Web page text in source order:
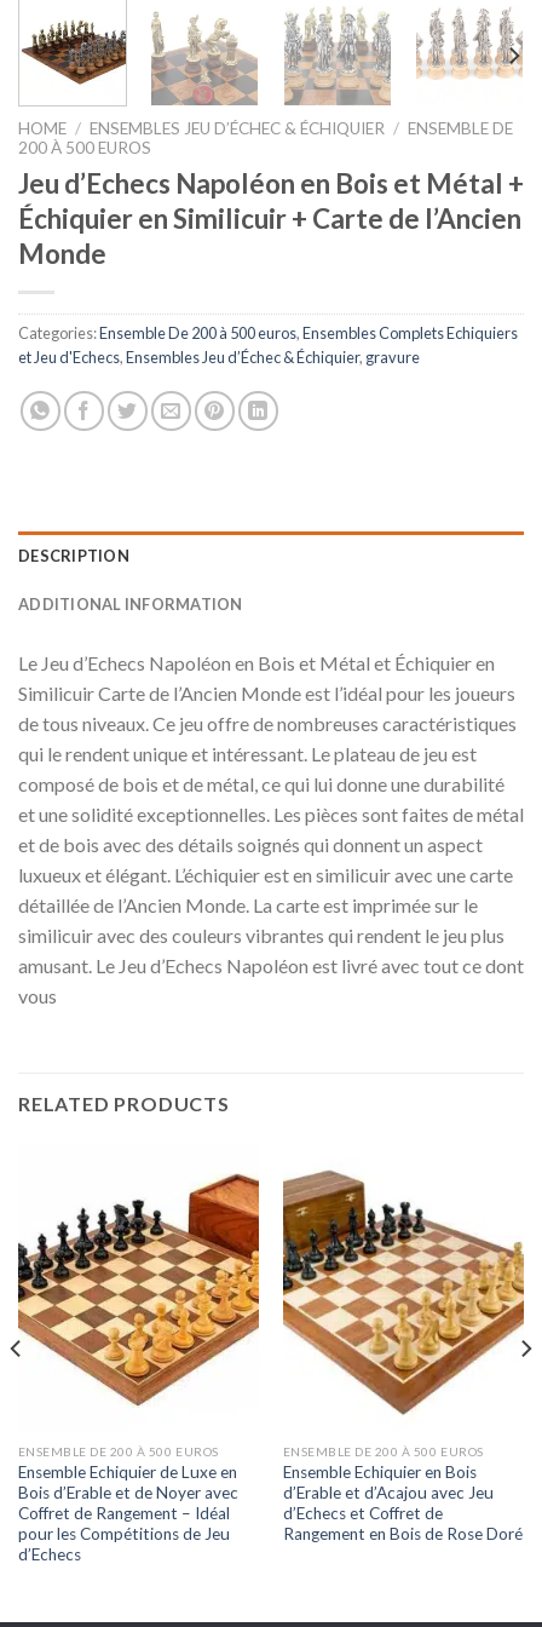
HOME / ENSEMBLES JEU D’ÉCHEC & ÉCHIQUIER / ENSEMBLE DE
200 À 500 EUROS
Jeu d’Echecs Napoléon en Bois et Métal +
Échiquier en Similicuir + Carte de l’Ancien
Monde
Categories:Ensemble De 200 à 500 euros,Ensembles Complets Echiquiers
et Jeu d'Echecs,Ensembles Jeu d’Échec & Échiquier, gravure
DESCRIPTION
ADDITIONAL INFORMATION
Le Jeu d’Echecs Napoléon en Bois et Métal et Échiquier en
Similicuir Carte de l’Ancien Monde est l’idéal pour les joueurs
de tous niveaux. Ce jeu offre de nombreuses caractéristiques
qui le rendent unique et intéressant. Le plateau de jeu est
composé de bois et de métal, ce qui lui donne une durabilité
et une solidité exceptionnelles. Les pièces sont faites de métal
et de bois avec des détails soignés qui donnent un aspect
luxueux et élégant. L’échiquier est en similicuir avec une carte
détaillée de l’Ancien Monde. La carte est imprimée sur le
similicuir avec des couleurs vibrantes qui rendent le jeu plus
amusant. Le Jeu d’Echecs Napoléon est livré avec tout ce dont
vous
RELATED PRODUCTS
ENSEMBLE DE 200 À 500 EUROS
Ensemble Echiquier de Luxe en
Bois d’Erable et de Noyer avec
Coffret de Rangement – Idéal
pour les Compétitions de Jeu
d’Echecs
ENSEMBLE DE 200 À 500 EUROS
Ensemble Echiquier en Bois
d’Erable et d’Acajou avec Jeu
d’Echecs et Coffret de
Rangement en Bois de Rose Doré